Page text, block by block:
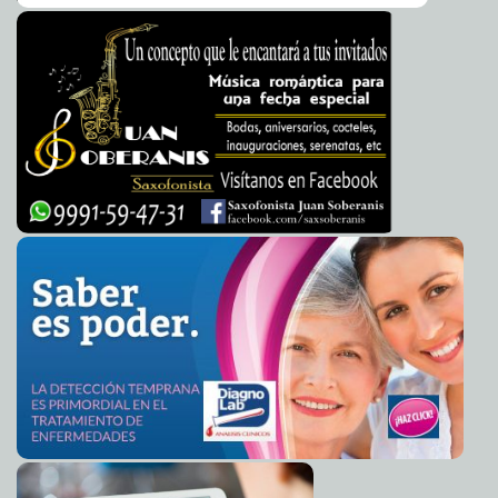
2012-02-13 11:51:09 Gemelas Disparejas Lois Izquierdo
2012-02-13 11:46:51 Inauguran campeonato de voleibol en Motul
2012-02-13 11:45:06 Decapitan a cristiano en Somalia
2012-02-13 11:44:13 Evalúa SMN herramienta que enviaría alertas
inmediatas sobre las condiciones meteorológicas a medios de
comunicaciónA7
2012-02-13 11:41:54 Doble atentado contra embajadas de Israel
Entrega de los Grammy: el espectáculo debe continuar
2012-02-13 11:36:11 Rosa Adriana Díaz recuerda un juicio político pendiente
A7
2012-02-13 11:33:15 Parlamento griego aprobó acuerdo de rescate A7
2012-02-13 11:31:03 Escritor argentino traduce El Quijote al español actual
2012-02-13 11:13:06 Ejercerá la SCT 1,864.2 mdp para carreteras en
2012-02-13 10:50:17 Firman diez municipios yucatecos adhesión al
programa Habitat Guillermo Barrera Fernandez
2012-02-13 09:44:37 Sedesol, Conagua, Salud, Sagarpa y SCT unen
esfuerzos con los gobiernos estatales para atender a la población
Guillermo Barrera Fernandez
2012-02-13 09:30:13 Secretario General de la ONU ordena a naciones